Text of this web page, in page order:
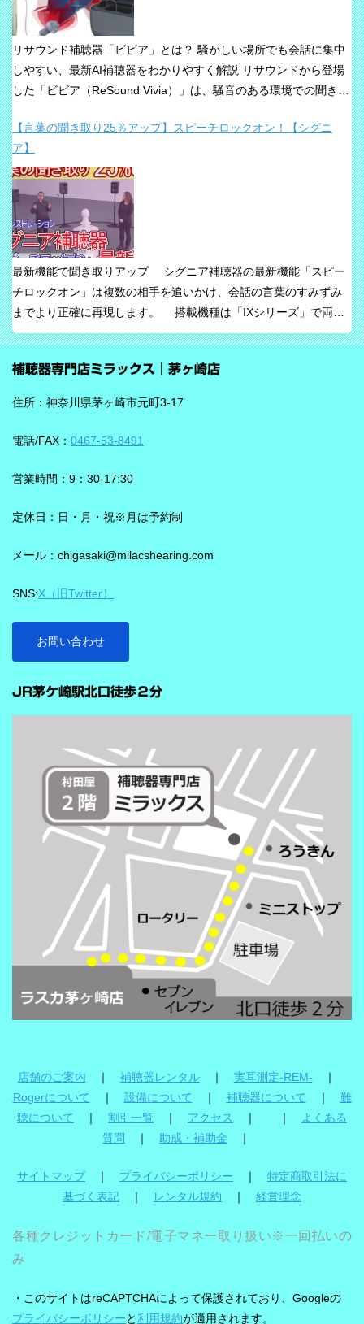
リサウンド補聴器「ビビア」とは？ 騒がしい場所でも会話に集中
しやすい、最新AI補聴器をわかりやすく解説 リサウンドから登場
した「ビビア（ReSound Vivia）」は、騒音のある環境での聞き取
「騒音下でも鮮やかな聞き取り」、「世界最小AI補聴器」、
「Auracast標準搭載」が主な特長です。 ビビアが目指している
のは、単純な増幅だけではありません。 周囲の音の中から、聞き
たい声に意識を向けやすくすること、そして自然な聞こえ方をで
きるだけ保ちながら会話を楽にすることが、このシリーズの重要
な考え方です。 ビビアの中核は【IA】という考え方 ビビアで
は、リサウンドがIntelligence Augmented（インテリジェンス・オ
ーグメンテッド）と呼ぶ考え方を採用しています。 これは、AIが
すべてを一方的に処理するのではなく、人の脳が本来持っている
音を選び取る力を支えるという発想で、脳の自然な処理を助ける
ためのAIとしています。 騒がしい場所では、相手の声だけでな
音が同時に耳に入ってきます。 ビビアは、そうした場面で必要な
ことばと不要な雑音のコントラストをつくる方向で働くことが特
やすくする設計と考えると理解しやすいです。 DNNチップで、騒
Neural Network）チップが搭載されています。 このDNNチップは
を支える役割を担うと説明されています。 さらに、このチップが
作し、1日あたり4.9兆回の演算を行うとされています。 「インテ
ビビアの注目機能の一つが「インテリジェンス フォーカス」で
ストをつけることで、より聞き取りを助ける会話学習を利用した
雑音抑制機能です。※9クラスのみ搭載 重要なのは、この機能
が“周囲の音を全部
【言葉の聞き取り25％アップ】スピーチロックオン！【シグニ
ア】
最新機能で聞き取りアップ シグニア補聴器の最新機能「スピー
チロックオン」は複数の相手を追いかけ、会話の言葉のすみずみ
までより正確に再現します。 搭載機種は「IXシリーズ」で両耳
装用時に働きます。片耳装用の場合は、ワードロックオン機能で
し、7クラスならデータを192,000個収集するから、騒音下での言
ズ」ならより聞き取りやすくしてくれます。 デモ動画で確認 🔽ス
もロックオン機能を使えば、言葉の聞き取りが25％アップ！
補聴器専門店ミラックス｜茅ヶ崎店
住所：神奈川県茅ヶ崎市元町3-17
電話/FAX： 0467-53-8491
営業時間：9：30-17:30
定休日：日・月・祝※月は予約制
メール：chigasaki@milacshearing.com
SNS:X（旧Twitter）
お問い合わせ
JR茅ケ崎駅北口徒歩２分
店舗のご案内 ｜ 補聴器レンタル｜ 実耳測定-REM- ｜
Rogerについて ｜ 設備について ｜ 補聴器について ｜ 難
聴について
｜ 割引一覧 ｜ アクセス ｜ ｜
よくある
質問
｜ 助成・補助金 ｜
サイトマップ｜ プライバシーポリシー ｜ 特定商取引法に
基づく表記 ｜ レンタル規約 ｜ 経営理念
各種クレジットカード/電子マネー取り扱い※一回払いの
み
・このサイトはreCAPTCHAによって保護されており、Googleの
プライバシーポリシーと利用規約が適用されます。